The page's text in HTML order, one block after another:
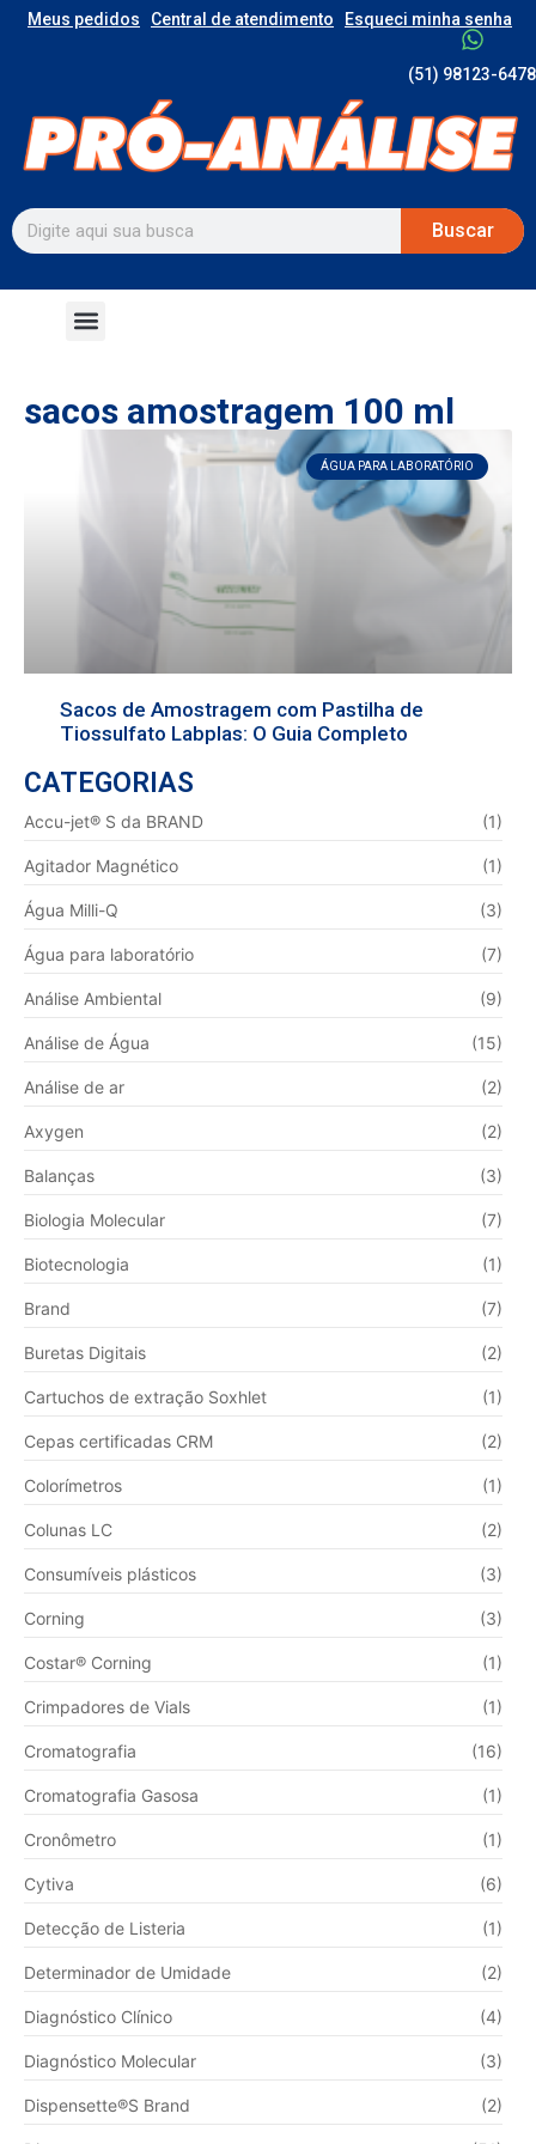
Meus pedidos Central de atendimento Esqueci minha senha
(51) 98123-6478
Buscar
sacos amostragem 100 ml
ÁGUA PARA LABORATÓRIO
Sacos de Amostragem com Pastilha de
Tiossulfato Labplas: O Guia Completo
CATEGORIAS
Accu-jet® S da BRAND (1)
Agitador Magnético (1)
Água Milli-Q (3)
Água para laboratório (7)
Análise Ambiental (9)
Análise de Água (15)
Análise de ar (2)
Axygen (2)
Balanças (3)
Biologia Molecular (7)
Biotecnologia (1)
Brand (7)
Buretas Digitais (2)
Cartuchos de extração Soxhlet (1)
Cepas certificadas CRM (2)
Colorímetros (1)
Colunas LC (2)
Consumíveis plásticos (3)
Corning (3)
Costar® Corning (1)
Crimpadores de Vials (1)
Cromatografia (16)
Cromatografia Gasosa (1)
Cronômetro (1)
Cytiva (6)
Detecção de Listeria (1)
Determinador de Umidade (2)
Diagnóstico Clínico (4)
Diagnóstico Molecular (3)
Dispensette®S Brand (2)